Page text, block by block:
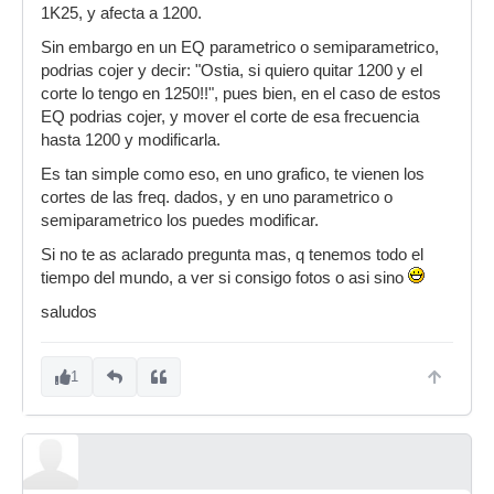
1K25, y afecta a 1200.
Sin embargo en un EQ parametrico o semiparametrico,
podrias cojer y decir: "Ostia, si quiero quitar 1200 y el
corte lo tengo en 1250!!", pues bien, en el caso de estos
EQ podrias cojer, y mover el corte de esa frecuencia
hasta 1200 y modificarla.
Es tan simple como eso, en uno grafico, te vienen los
cortes de las freq. dados, y en uno parametrico o
semiparametrico los puedes modificar.
Si no te as aclarado pregunta mas, q tenemos todo el
tiempo del mundo, a ver si consigo fotos o asi sino
saludos
1